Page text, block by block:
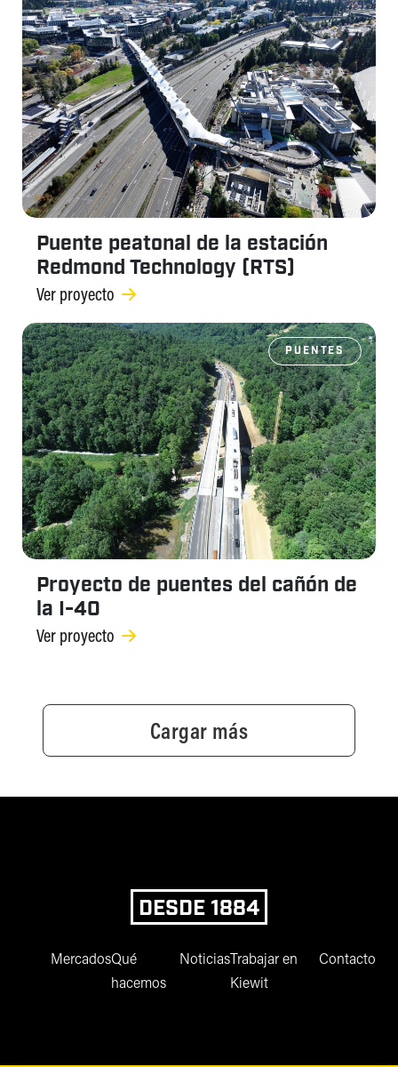
Puente peatonal de la estación
Redmond Technology (RTS)
Ver proyecto
PUENTES
Proyecto de puentes del cañón de
la I-40
Ver proyecto
Cargar más
DESDE 1884
MercadosQué
hacemos
NoticiasTrabajar en
Kiewit
Contacto